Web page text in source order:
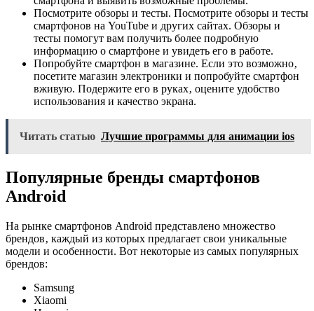
Посмотрите обзоры и тесты. Посмотрите обзоры и тесты
смартфонов на YouTube и других сайтах. Обзоры и
тесты помогут вам получить более подробную
информацию о смартфоне и увидеть его в работе.
Попробуйте смартфон в магазине. Если это возможно‚
посетите магазин электроники и попробуйте смартфон
вживую. Подержите его в руках‚ оцените удобство
использования и качество экрана.
Читать статью Лучшие программы для анимации ios
Популярные бренды смартфонов
Android
На рынке смартфонов Android представлено множество
брендов‚ каждый из которых предлагает свои уникальные
модели и особенности. Вот некоторые из самых популярных
брендов:
Samsung
Xiaomi